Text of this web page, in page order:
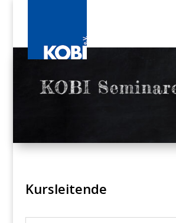
Kursleitende